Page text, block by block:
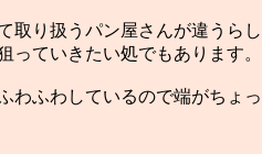
取り扱うパン屋さんが違うらし
っていきたい処でもあります。
わふわしているので端がちょっ